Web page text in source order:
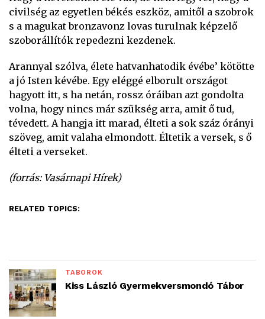
civilség az egyetlen békés eszköz, amitől a szobrok
s a magukat bronzavonz lovas turulnak képzelő
szoborállítók repedezni kezdenek.
Arannyal szólva, élete hatvanhatodik évébe’ kötötte
a jó Isten kévébe. Egy eléggé elborult országot
hagyott itt, s ha netán, rossz óráiban azt gondolta
volna, hogy nincs már szükség arra, amit ő tud,
tévedett. A hangja itt marad, élteti a sok száz órányi
szöveg, amit valaha elmondott. Éltetik a versek, s ő
élteti a verseket.
(forrás: Vasárnapi Hírek)
RELATED TOPICS:
TÁBOROK
Kiss László Gyermekversmondó Tábor